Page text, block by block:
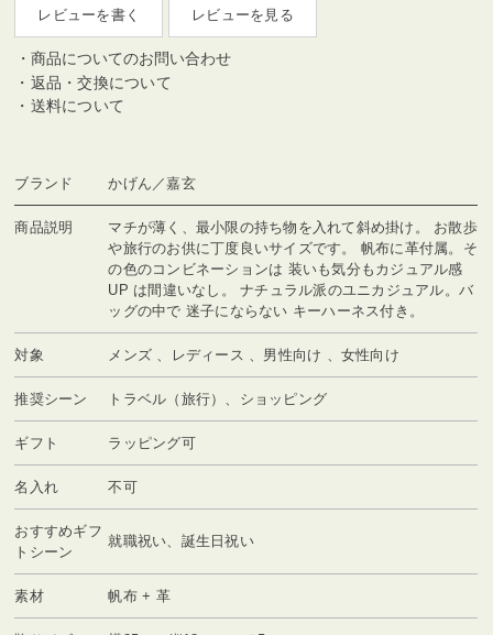
レビューを書く レビューを見る
商品についてのお問い合わせ
返品・交換について
送料について
ブランド かげん／嘉玄
商品説明
マチが薄く、最小限の持ち物を入れて斜め掛け。 お散歩
や旅行のお供に丁度良いサイズです。 帆布に革付属。そ
の色のコンビネーションは 装いも気分もカジュアル感
UP は間違いなし。 ナチュラル派のユニカジュアル。バ
ッグの中で 迷子にならない キーハーネス付き。
対象 メンズ 、レディース 、男性向け 、女性向け
推奨シーン トラベル（旅行）、ショッピング
ギフト ラッピング可
名入れ 不可
おすすめギフ
トシーン
就職祝い、誕生日祝い
素材 帆布 + 革